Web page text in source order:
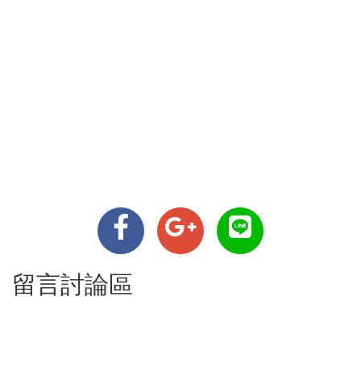
留言討論區